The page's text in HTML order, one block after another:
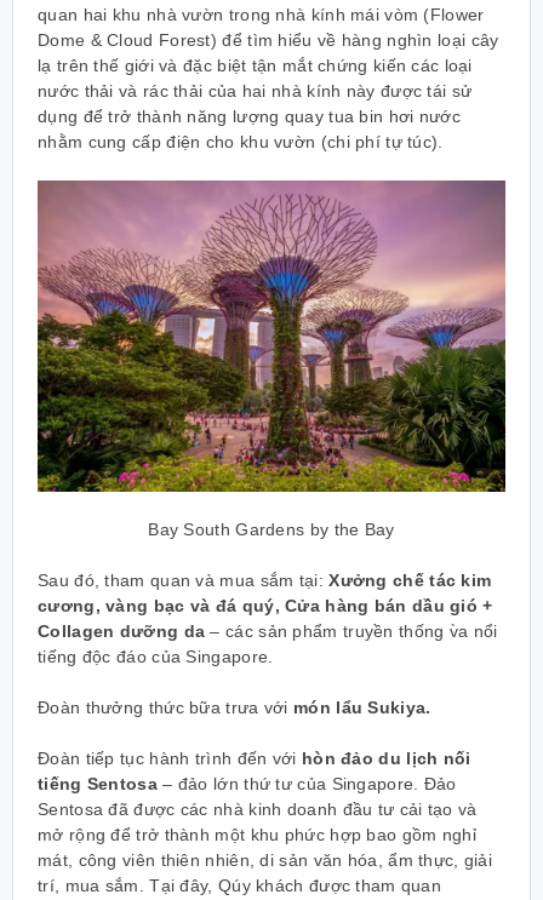
quan hai khu nhà vườn trong nhà kính mái vòm (Flower
Dome & Cloud Forest) để tìm hiểu về hàng nghìn loại cây
lạ trên thế giới và đặc biệt tận mắt chứng kiến các loại
nước thải và rác thải của hai nhà kính này được tái sử
dụng để trở thành năng lượng quay tua bin hơi nước
nhằm cung cấp điện cho khu vườn (chi phí tự túc).
Bay South Gardens by the Bay
Sau đó, tham quan và mua sắm tại:Xưởng chế tác kim
cương, vàng bạc và đá quý, Cửa hàng bán dầu gió +
Collagen dưỡng da – các sản phẩm truyền thống v̀a nổi
tiếng độc đáo của Singapore.
Đoàn thưởng thức bữa trưa với món lẩu Sukiya.
Đoàn tiếp tục hành trình đến với hòn đảo du lịch nối
tiếng Sentosa– đảo lớn thứ tư của Singapore. Đảo
Sentosa đã được các nhà kinh doanh đầu tư cải tạo và
mở rộng để trở thành một khu phức hợp bao gồm nghỉ
mát, công viên thiên nhiên, di sản văn hóa, ẩm thực, giải
trí, mua sắm. Tại đây, Qúy khách được tham quan